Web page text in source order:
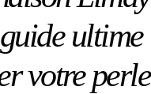
ultime
votre perle